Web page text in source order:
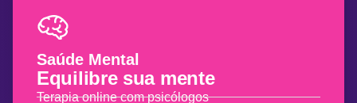
Saúde Mental
Equilibre sua mente
Terapia online com psicólogos